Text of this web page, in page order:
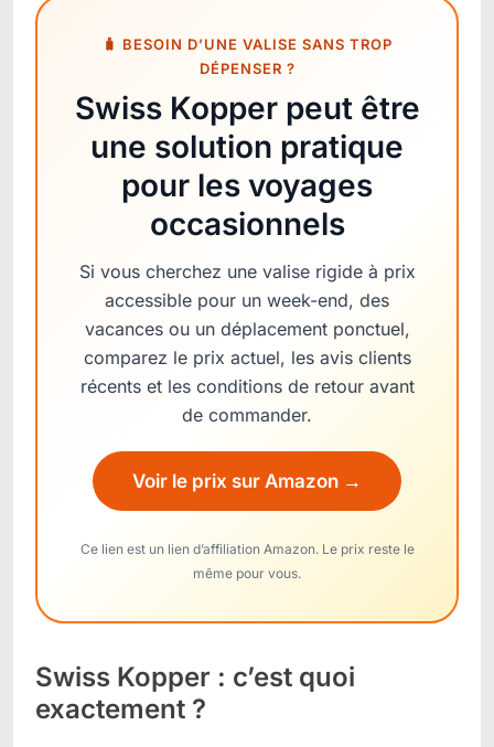
🧳 BESOIN D’UNE VALISE SANS TROP
DÉPENSER ?
Swiss Kopper peut être
une solution pratique
pour les voyages
occasionnels
Si vous cherchez une valise rigide à prix
accessible pour un week-end, des
vacances ou un déplacement ponctuel,
comparez le prix actuel, les avis clients
récents et les conditions de retour avant
de commander.
Voir le prix sur Amazon →
Ce lien est un lien d’affiliation Amazon. Le prix reste le
même pour vous.
Swiss Kopper : c’est quoi
exactement ?